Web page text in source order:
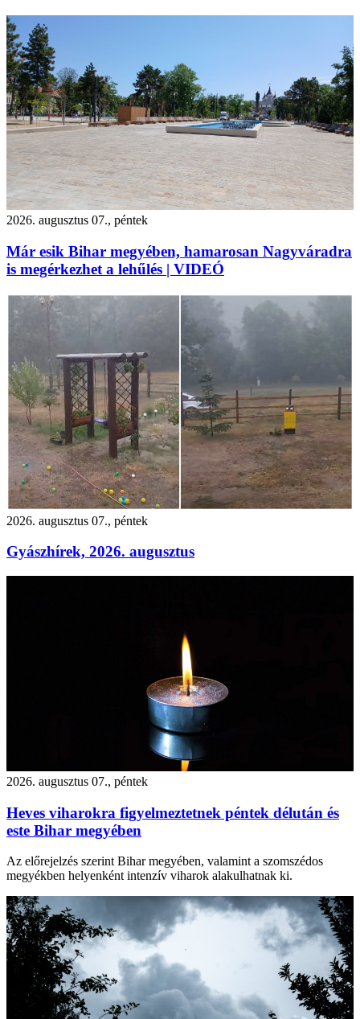
2026. augusztus 07., péntek
Már esik Bihar megyében, hamarosan Nagyváradra
is megérkezhet a lehűlés | VIDEÓ
2026. augusztus 07., péntek
Gyászhírek, 2026. augusztus
2026. augusztus 07., péntek
Heves viharokra figyelmeztetnek péntek délután és
este Bihar megyében
Az előrejelzés szerint Bihar megyében, valamint a szomszédos
megyékben helyenként intenzív viharok alakulhatnak ki.